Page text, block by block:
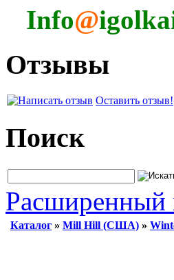
Info@
Отзывы
Оставить отзыв!
Поиск
Расширенный
Каталог » Mill Hill (США) »